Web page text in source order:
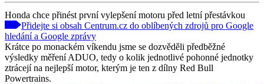
Honda chce přinést první vylepšení motoru před letní přestávkou
Přidejte si obsah Centrum.cz do oblíbených zdrojů pro Google
hledání a Google zprávy
Krátce po monackém víkendu jsme se dozvěděli předběžné
výsledky měření ADUO, tedy o kolik jednotlivé pohonné jednotky
ztrácejí na nejlepší motor, kterým je ten z dílny Red Bull
Powertrains.